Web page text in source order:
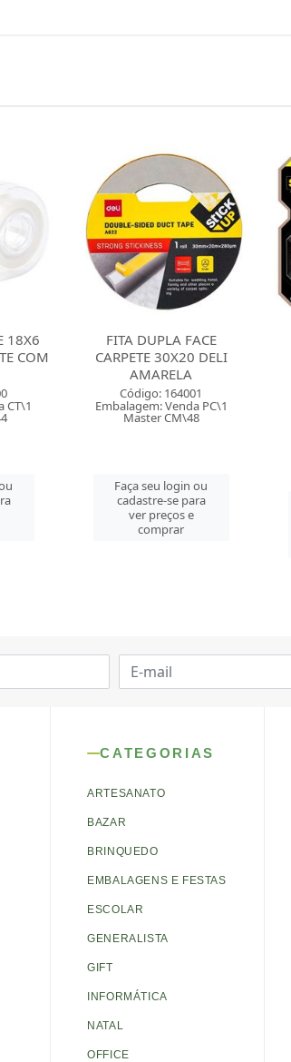
PC\1
FITA DUPLA FACE
ESPUMA 109
12MMX1,5M USO
INTERNO 3M
Código: 25323
Embalagem: Venda CT\1
Faça seu login ou
cadastre-se para
ver preços e
CATEGORIAS
ARTESANATO
BAZAR
BRINQUEDO
EMBALAGENS E FESTAS
ESCOLAR
GENERALISTA
GIFT
INFORMÁTICA
NATAL
OFFICE